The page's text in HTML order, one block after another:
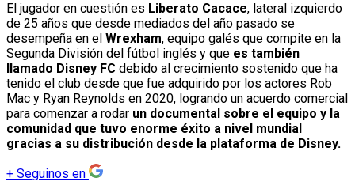
El jugador en cuestión es Liberato Cacace, lateral izquierdo
de 25 años que desde mediados del año pasado se
desempeña en el Wrexham, equipo galés que compite en la
Segunda División del fútbol inglés y que es también
llamado Disney FC debido al crecimiento sostenido que ha
tenido el club desde que fue adquirido por los actores Rob
Mac y Ryan Reynolds en 2020, logrando un acuerdo comercial
para comenzar a rodar un documental sobre el equipo y la
comunidad que tuvo enorme éxito a nivel mundial
gracias a su distribución desde la plataforma de Disney.
+ Seguinos en